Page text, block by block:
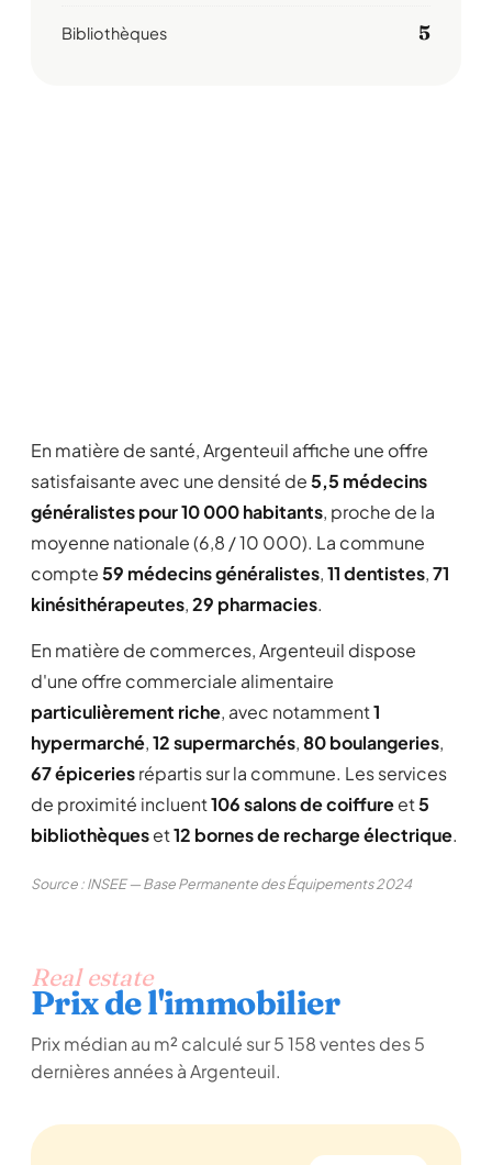
Bibliothèques 5
En matière de santé, Argenteuil affiche une offre
satisfaisante avec une densité de5,5 médecins
généralistes pour 10 000 habitants, proche de la
moyenne nationale (6,8 / 10 000). La commune
compte59 médecins généralistes,11 dentistes,71
kinésithérapeutes,29 pharmacies.
En matière de commerces, Argenteuil dispose
d'une offre commerciale alimentaire
particulièrement riche, avec notamment1
hypermarché,12 supermarchés,80 boulangeries,
67 épiceriesrépartis sur la commune. Les services
de proximité incluent106 salons de coiffureet5
bibliothèqueset12 bornes de recharge électrique.
Source : INSEE — Base Permanente des Équipements 2024
Real estate
Prix de l'immobilier
Prix médian au m² calculé sur 5 158 ventes des 5
dernières années à Argenteuil.